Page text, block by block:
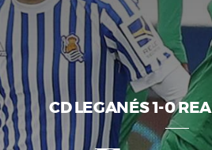
CD LEGANÉS 1-0